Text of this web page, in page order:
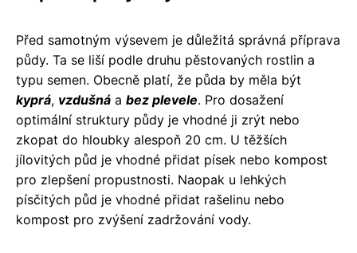
Před samotným výsevem je důležitá správná příprava
půdy. Ta se liší podle druhu pěstovaných rostlin a
typu semen. Obecně platí, že půda by měla být
kyprá, vzdušná a bez plevele. Pro dosažení
optimální struktury půdy je vhodné ji zrýt nebo
zkopat do hloubky alespoň 20 cm. U těžších
jílovitých půd je vhodné přidat písek nebo kompost
pro zlepšení propustnosti. Naopak u lehkých
písčitých půd je vhodné přidat rašelinu nebo
kompost pro zvýšení zadržování vody.